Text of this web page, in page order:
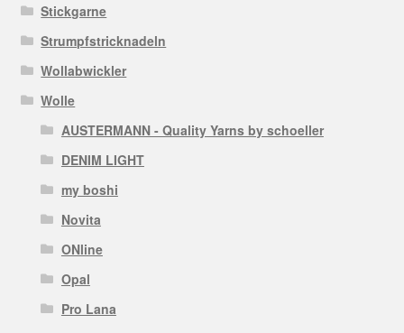
Stickgarne
Strumpfstricknadeln
Wollabwickler
Wolle
AUSTERMANN - Quality Yarns by schoeller
DENIM LIGHT
my boshi
Novita
ONline
Opal
Pro Lana